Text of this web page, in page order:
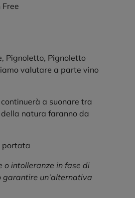
Pignoletto, Pignoletto
valutare a parte vino
a suonare tra
della natura faranno da
portata
o intolleranze in fase di
garantire un’alternativa